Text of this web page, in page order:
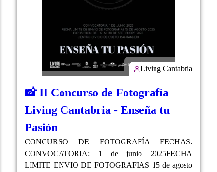
Living Cantabria
📸 II Concurso de Fotografía
Living Cantabria - Enseña tu
Pasión
CONCURSO DE FOTOGRAFÍA FECHAS:
CONVOCATORIA: 1 de junio 2025FECHA
LIMITE ENVIO DE FOTOGRAFIAS 15 de agosto